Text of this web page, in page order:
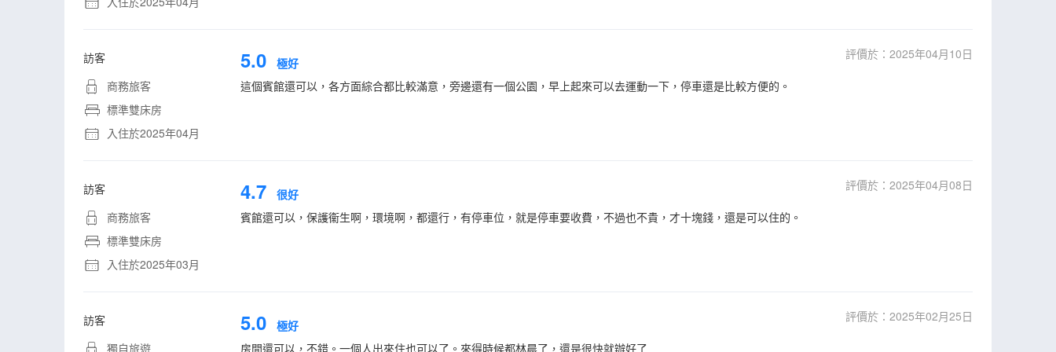
訪客
商務旅客
標準雙床房
入住於2025年04月
5.0 極好
評價於：2025年04月10日
這個賓館還可以，各方面綜合都比較滿意，旁邊還有一個公園，早上起來可以去運動一下，停車還是比較方便的。
訪客
商務旅客
標準雙床房
入住於2025年03月
4.7 很好
評價於：2025年04月08日
賓館還可以，保護衞生啊，環境啊，都還行，有停車位，就是停車要收費，不過也不貴，才十塊錢，還是可以住的。
訪客
獨自旅遊
5.0 極好
評價於：2025年02月25日
房間還可以，不錯。一個人出來住也可以了。來得時候都林晨了，還是很快就辦好了